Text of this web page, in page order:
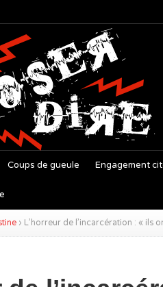
Coups de gueule Engagement
› L’horreur de l’incarcération : « ils